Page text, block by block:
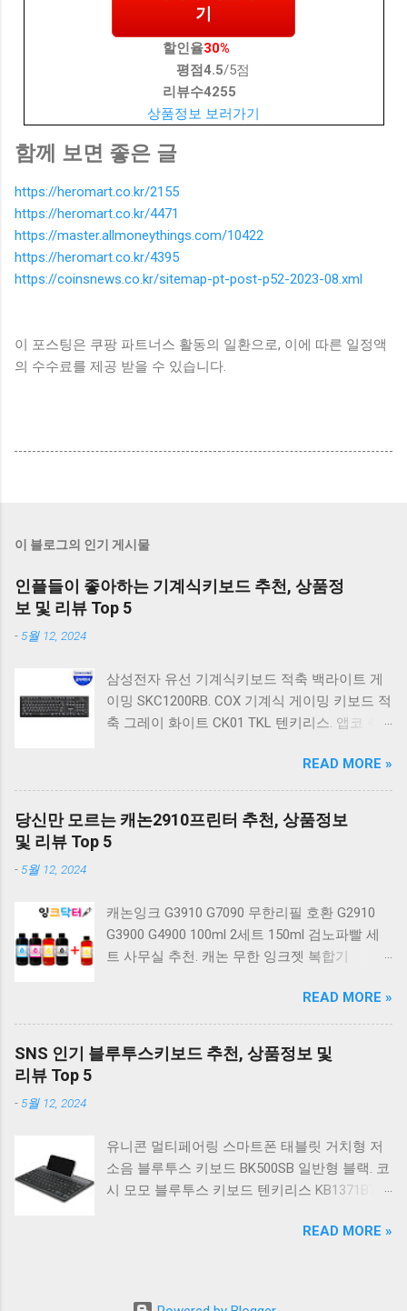
기
할인율30%
평점4.5/5점
리뷰수4255
상품정보 보러가기
함께 보면 좋은 글
https://heromart.co.kr/2155
https://heromart.co.kr/4471
https://master.allmoneythings.com/10422
https://heromart.co.kr/4395
https://coinsnews.co.kr/sitemap-pt-post-p52-2023-08.xml
이 포스팅은 쿠팡 파트너스 활동의 일환으로, 이에 따른 일정액
의 수수료를 제공 받을 수 있습니다.
이 블로그의 인기 게시물
인플들이 좋아하는 기계식키보드 추천, 상품정
보 및 리뷰 Top 5
- 5월 12, 2024
삼성전자 유선 기계식키보드 적축 백라이트 게
이밍 SKC1200RB. COX 기계식 게이밍 키보드 적
축 그레이 화이트 CK01 TKL 텐키리스. 앱코 축
랙 K560 일반형. 앱코 K517 레트로 기계식 게이
밍 유선키보드 갈축 일반형 레트로 베이지. 체리
키보드 G803000S TKL RGB 게이밍 텐키리스 기
계식 키보드 4종 축 선택 저소음적축 블랙. 체리
베이지 K517 Retro. COX CK01 교체축 사이드
RGB 게이밍 기계식 키보드 네이비 CK01NV적축
일반형. 체리키보드 XTRFY MX BOARD 3.1 RGB
COX 기계식 게이밍 키보드 갈축 그레이 화이트
CK01 TKL 텐키리스 기계식키보드 구매를 고려
하실 때, 추가 할인 혜택을 놓치지 마세요. 다양
정이 많이 어려우시죠? 특히 기계식키보드 같은
상품을 고를 때는 더 고민이 많을 수 밖에 없습
니다. 다양한 상품들을 상세스펙 과 가격 을 꼼
READ MORE »
당신만 모르는 캐논2910프린터 추천, 상품정보
및 리뷰 Top 5
- 5월 12, 2024
캐논잉크 G3910 G7090 무한리필 호환 G2910
G3900 G4900 100ml 2세트 150ml 검노파빨 세
트 사무실 추천. 캐논 무한 잉크젯 복합기
논 PIXMA G2910 잉크포함 정품 무한복합기 컬
러 잉크젯복합기 가정용프린터 상세정보참조.
캐논 G시리즈 프린터 정품 헤드 카트리지
G1900 G2900 G3900 G4900 G2910 G3910
G4902 G4910 G4911 리필 잉크 1개 GI990
500ml 4색세트. 캐논 빌트인 정품무한 복합기
G2910 정품잉크 포함충전잉크4색 추가증정. 캐
잉크 4색세트 G3910 G3900 G2900 G4900
합기 G6091 캐논2910프린터 구매를 고려하실
READ MORE »
SNS 인기 블루투스키보드 추천, 상품정보 및
리뷰 Top 5
- 5월 12, 2024
유니콘 멀티페어링 스마트폰 태블릿 거치형 저
소음 블루투스 키보드 BK500SB 일반형 블랙. 코
시 모모 블루투스 키보드 텐키리스 KB1371BT
K380S. 로지텍 무선키보드 텐키리스 스모키 블
이식 블루투스 키보드 OABTKBDA 퓨어 화이트.
READ MORE »